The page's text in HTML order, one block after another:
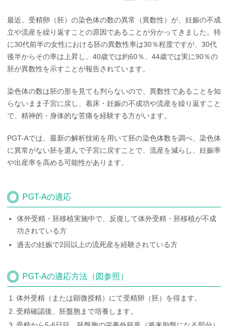
最近、受精卵（胚）の染色体の数の異常（異数性）が、妊娠の不成
立や流産を繰り返すことの原因であることが分かってきました。特
に30代前半の女性における胚の異数性率は30％程度ですが、30代
後半からその率は上昇し、40歳では約60％、44歳では実に90％の
胚が異数性を示すことが報告されています。
染色体の数は胚の形を見ても判らないので、異数性であることを知
らないまま子宮に戻し、着床・妊娠の不成功や流産を繰り返すこと
で、精神的・身体的な苦痛を経験する方がいます。
PGT-Aでは、最新の解析技術を用いて胚の染色体数を調べ、染色体
に異常がない胚を選んで子宮に戻すことで、流産を減らし、妊娠率
や出産率を高める可能性があります。
PGT-Aの適応
体外受精・胚移植実施中で、反復して体外受精・胚移植が不成
功されている方
過去の妊娠で2回以上の流死産を経験されている方
PGT-Aの適応方法（図参照）
体外受精（または顕微授精）にて受精卵（胚）を得ます。
受精確認後、胚盤胞まで培養します。